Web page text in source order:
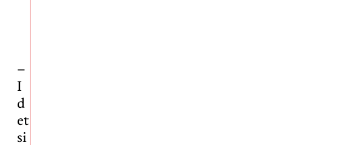
–
I
d
et
si